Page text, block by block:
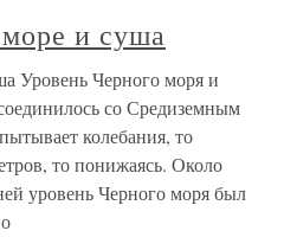
и суша
Уровень Черного моря и
со Средиземным
колебания, то
то понижаясь. Около
уровень Черного моря был